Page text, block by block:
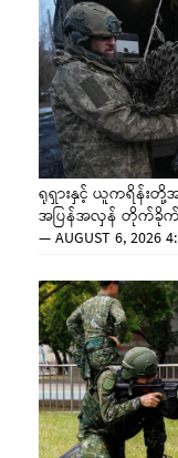
ရုရှားနှင့် ယူကရိန်းတို့
အပြန်အလှန် တိုက်ခိုက်
—AUGUST 6, 2026